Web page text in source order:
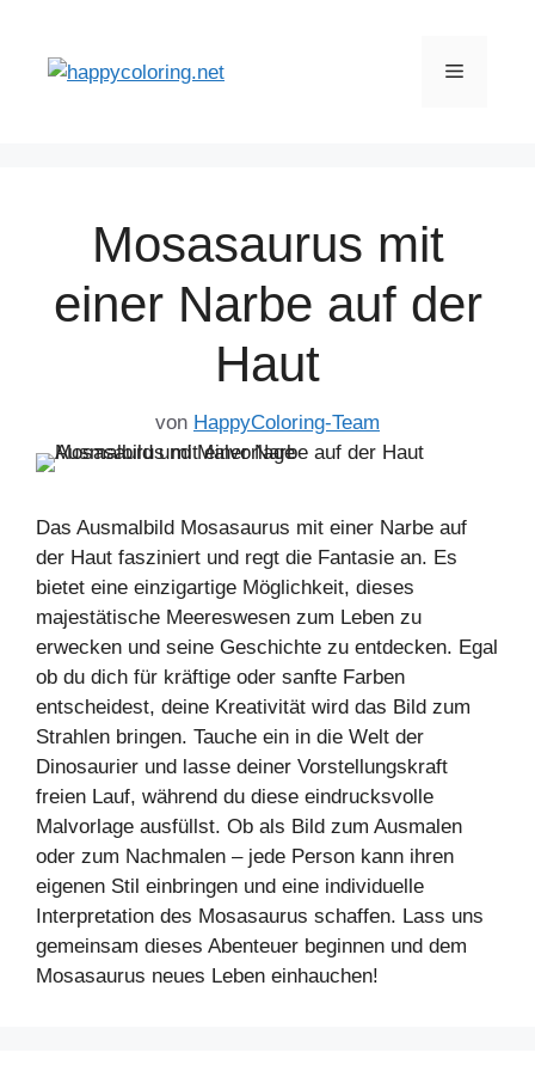
springen
Menü
Mosasaurus mit
einer Narbe auf der
Haut
von HappyColoring-Team
Das Ausmalbild Mosasaurus mit einer Narbe auf
der Haut fasziniert und regt die Fantasie an. Es
bietet eine einzigartige Möglichkeit, dieses
majestätische Meereswesen zum Leben zu
erwecken und seine Geschichte zu entdecken. Egal
ob du dich für kräftige oder sanfte Farben
entscheidest, deine Kreativität wird das Bild zum
Strahlen bringen. Tauche ein in die Welt der
Dinosaurier und lasse deiner Vorstellungskraft
freien Lauf, während du diese eindrucksvolle
Malvorlage ausfüllst. Ob als Bild zum Ausmalen
oder zum Nachmalen – jede Person kann ihren
eigenen Stil einbringen und eine individuelle
Interpretation des Mosasaurus schaffen. Lass uns
gemeinsam dieses Abenteuer beginnen und dem
Mosasaurus neues Leben einhauchen!